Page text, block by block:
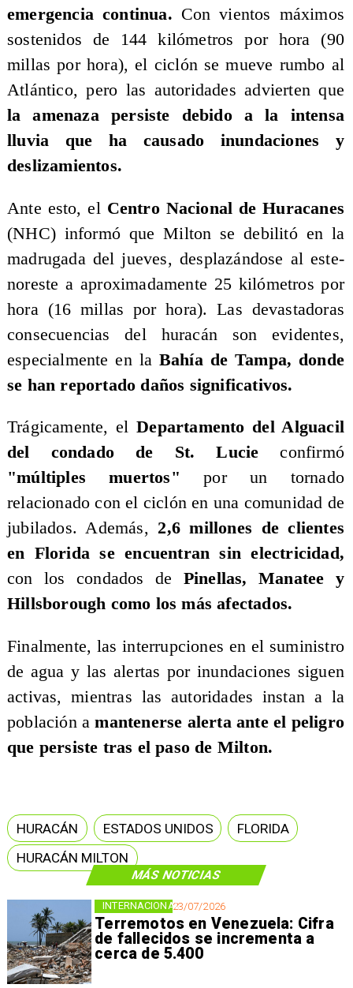
MÁS NOTICIAS
23/07/2026
Terremotos en Venezuela: Cifra
de fallecidos se incrementa a
cerca de 5.400
INTERNACIONAL
emergencia continua. Con vientos máximos
sostenidos de 144 kilómetros por hora (90
millas por hora), el ciclón se mueve rumbo al
Atlántico, pero las autoridades advierten que
la amenaza persiste debido a la intensa
lluvia que ha causado inundaciones y
deslizamientos.
Ante esto, el Centro Nacional de Huracanes
(NHC) informó que Milton se debilitó en la
madrugada del jueves, desplazándose al este-
noreste a aproximadamente 25 kilómetros por
hora (16 millas por hora). Las devastadoras
consecuencias del huracán son evidentes,
especialmente en la Bahía de Tampa, donde
se han reportado daños significativos.
Trágicamente, elDepartamento del Alguacil
del condado de St. Lucieconfirmó
"múltiples muertos"por un tornado
relacionado con el ciclón en una comunidad de
jubilados. Además, 2,6 millones de clientes
en Florida se encuentran sin electricidad,
con los condados de Pinellas, Manatee y
Hillsborough como los más afectados.
Finalmente, las interrupciones en el suministro
de agua y las alertas por inundaciones siguen
activas, mientras las autoridades instan a la
población amantenerse alerta ante el peligro
que persiste tras el paso de Milton.
HURACÁN ESTADOS UNIDOS
FLORIDA
HURACÁN MILTON